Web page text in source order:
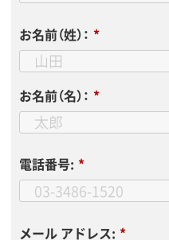
*
お名前（姓）：
*
お名前（名）：
*
電話番号:
*
メール アドレス: